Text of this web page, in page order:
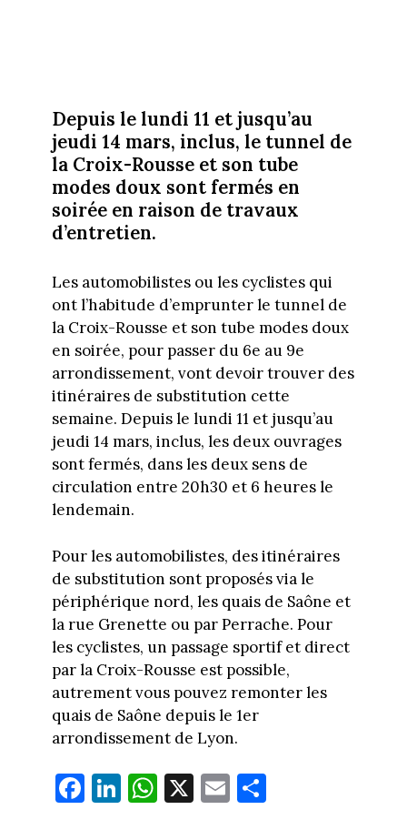
Depuis le lundi 11 et jusqu’au
jeudi 14 mars, inclus, le tunnel de
la Croix-Rousse et son tube
modes doux sont fermés en
soirée en raison de travaux
d’entretien.
Les automobilistes ou les cyclistes qui
ont l’habitude d’emprunter le tunnel de
la Croix-Rousse et son tube modes doux
en soirée, pour passer du 6e au 9e
arrondissement, vont devoir trouver des
itinéraires de substitution cette
semaine. Depuis le lundi 11 et jusqu’au
jeudi 14 mars, inclus, les deux ouvrages
sont fermés, dans les deux sens de
circulation entre 20h30 et 6 heures le
lendemain.
Pour les automobilistes, des itinéraires
de substitution sont proposés via le
périphérique nord, les quais de Saône et
la rue Grenette ou par Perrache. Pour
les cyclistes, un passage sportif et direct
par la Croix-Rousse est possible,
autrement vous pouvez remonter les
quais de Saône depuis le 1er
arrondissement de Lyon.
Fa
ce
Li
nk
W
ha
X E
m
Pa